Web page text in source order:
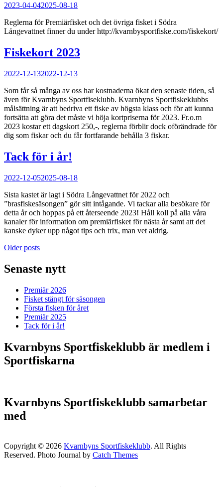
Posted
2023-04-042025-08-18
Reglerna för Premiärfisket och det övriga fisket i Södra
Långevattnet finner du under http://kvarnbysportfiske.com/fiskekort/
Fiskekort 2023
Posted
2022-12-132022-12-13
Som får så många av oss har kostnaderna ökat den senaste tiden, så
även för Kvarnbyns Sportfiseklubb. Kvarnbyns Sportfiskeklubbs
målsättning är att bedriva ett fiske av högsta klass och för att kunna
fortsätta att göra det måste vi höja kortpriserna för 2023. Fr.o.m
2023 kostar ett dagskort 250,-, reglerna förblir dock oförändrade för
dig som fiskar och du får fortfarande behålla 3 fiskar.
Tack för i år!
Posted
2022-12-052025-08-18
Sista kastet är lagt i Södra Långevattnet för 2022 och
”brasfiskesäsongen” gör sitt intågande. Vi tackar alla besökare för
detta år och hoppas på ett återseende 2023! Håll koll på alla våra
kanaler för information om premiärfisket för nästa år samt att det
kanske dyker upp något tips och trix, man vet aldrig.
Posts
navigation
Older posts
Senaste nytt
Premiär 2026
Fisket stängt för säsongen
Första fisken för året
Premiär 2025
Tack för i år!
Kvarnbyns Sportfiskeklubb är medlem i
Sportfiskarna
Kvarnbyns Sportfiskeklubb samarbetar
med
Copyright © 2026 Kvarnbyns Sportfiskeklubb. All Rights
Reserved. Photo Journal by Catch Themes